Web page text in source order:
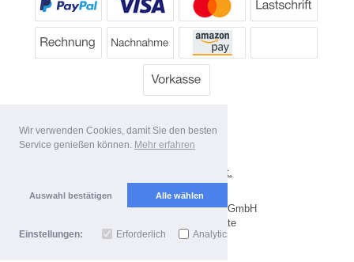
Wir verwenden Cookies, damit Sie den besten
Service genießen können. Mehr erfahren
Auswahl bestätigen Alle wählen
Einstellungen: Erforderlich Analytics
Alle Preise inkl. MwSt.
Lieferbedingungen
Copyright 2026 by Dartpoint GmbH
Mobile Shop by Shopgate